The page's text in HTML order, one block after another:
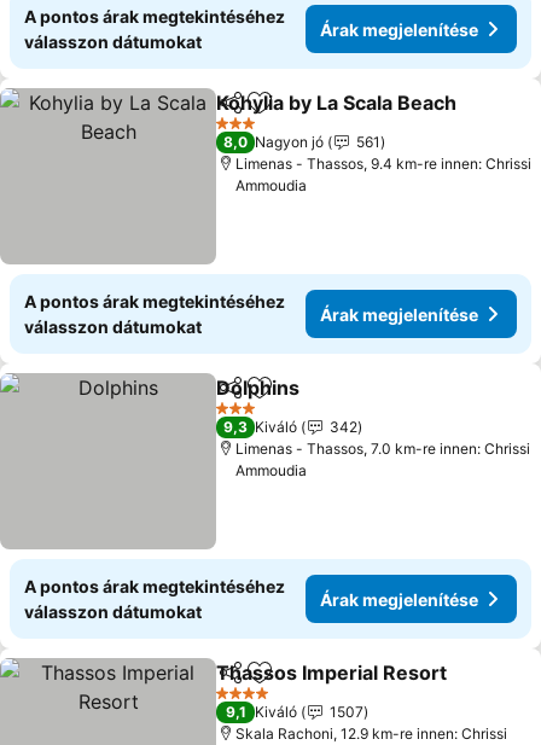
A pontos árak megtekintéséhez
válasszon dátumokat
Árak megjelenítése
Megosztás
Hozzáadás a kedvencekhez
Kohylia by La Scala Beach
3 Kategória
8,0 Nagyon jó
561
Limenas - Thassos, 9.4 km-re innen: Chrissi
Ammoudia
A pontos árak megtekintéséhez
válasszon dátumokat
Árak megjelenítése
MegosztásHozzáadás a kedvencekhez
Dolphins
3 Kategória
9,3 Kiváló
342
Limenas - Thassos, 7.0 km-re innen: Chrissi
Ammoudia
A pontos árak megtekintéséhez
válasszon dátumokat
Árak megjelenítése
Megosztás
Hozzáadás a kedvencekhez
Thassos Imperial Resort
4 Kategória
9,1 Kiváló
1507
Skala Rachoni, 12.9 km-re innen: Chrissi